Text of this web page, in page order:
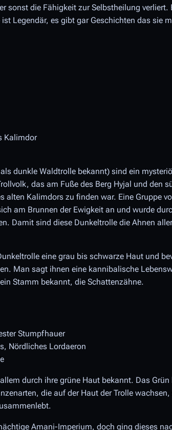
sonst die Fähigkeit zur Selbstheilung
ist Legendär, es gibt gar Geschichten das sie
Kalimdor
dunkle Waldtrolle bekannt) sind ein
das am Fuße des Berg Hyjal und den
alten Kalimdors zu finden war. Eine Gruppe
am Brunnen der Ewigkeit an und wurde
Damit sind diese Dunkeltrolle die Ahnen
eine grau bis schwarze Haut und
Man sagt ihnen eine kannibalische
Stamm bekannt, die Schattenzähne.
Stumpfhauer
Nördliches Lordaeron
durch ihre grüne Haut bekannt. Das
die auf der Haut der Trolle
Amani-Imperium, doch ging dieses